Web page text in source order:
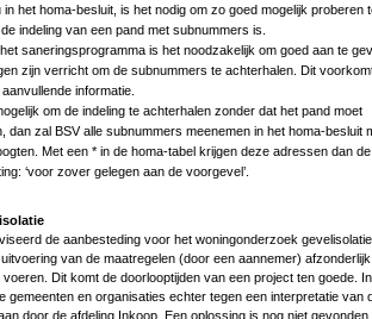
in het homa-besluit, is het nodig om zo goed mogelijk proberen
indeling van een pand met subnummers is.
saneringsprogramma is het noodzakelijk om goed aan te
zijn verricht om de subnummers te achterhalen. Dit
informatie.
om de indeling te achterhalen zonder dat het pand moet
dan zal BSV alle subnummers meenemen in het homa-besluit
Met een * in de homa-tabel krijgen deze adressen dan de
‘voor zover gelegen aan de voorgevel’.
de aanbesteding voor het woningonderzoek gevelisolatie
van de maatregelen (door een aannemer)
Dit komt de doorlooptijden van een project ten goede.
gemeenten en organisaties echter tegen een interpretatie van
door de afdeling Inkoop. Een oplossing is nog niet gevonden.